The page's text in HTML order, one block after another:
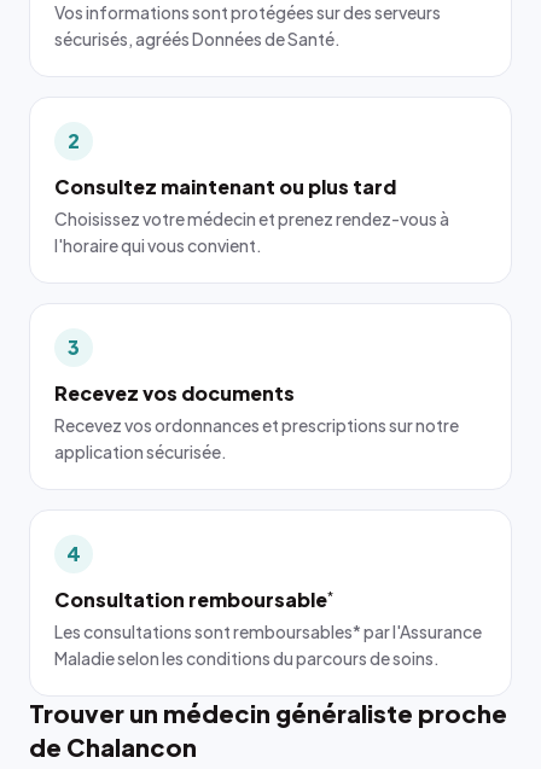
Vos informations sont protégées sur des serveurs
sécurisés, agréés Données de Santé.
2
Consultez maintenant ou plus tard
Choisissez votre médecin et prenez rendez-vous à
l'horaire qui vous convient.
3
Recevez vos documents
Recevez vos ordonnances et prescriptions sur notre
application sécurisée.
4
Consultation remboursable*
Les consultations sont remboursables* par l'Assurance
Maladie selon les conditions du parcours de soins.
Trouver un médecin généraliste proche
de Chalancon